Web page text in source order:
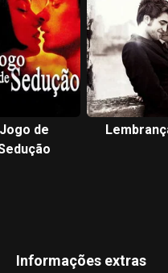
Jogo de
Informações extras